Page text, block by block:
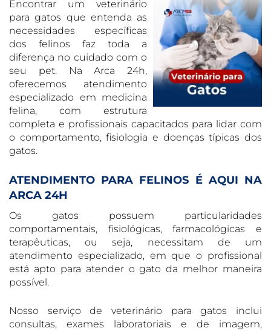
Encontrar um veterinário
para gatos que entenda as
necessidades específicas
dos felinos faz toda a
diferença no cuidado com o
seu pet. Na Arca 24h,
oferecemos atendimento
especializado em medicina
felina, com estrutura
completa e profissionais capacitados para lidar com
o comportamento, fisiologia e doenças típicas dos
gatos.
ATENDIMENTO PARA FELINOS É AQUI NA
ARCA 24H
Os gatos possuem particularidades
comportamentais, fisiológicas, farmacológicas e
terapêuticas, ou seja, necessitam de um
atendimento especializado, em que o profissional
está apto para atender o gato da melhor maneira
possível.
Nosso serviço de veterinário para gatos inclui
consultas, exames laboratoriais e de imagem,